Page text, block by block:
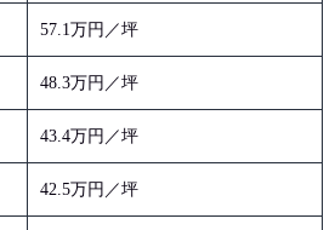
57.1万円／坪
48.3万円／坪
43.4万円／坪
42.5万円／坪